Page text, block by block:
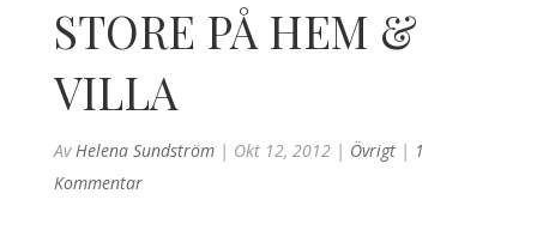
STORE PÅ HEM &
VILLA
AvHelena Sundström| Okt 12, 2012| Övrigt| 1
Kommentar